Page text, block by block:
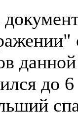
данной
до